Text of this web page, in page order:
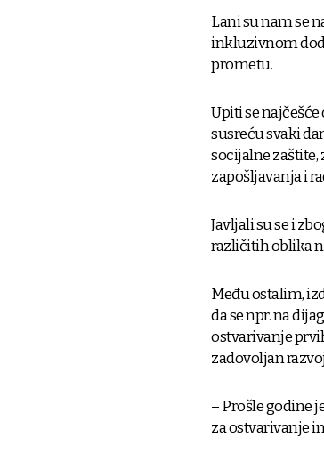
Lani su nam se
inkluzivnom
prometu.
Upiti se
susreću svaki
socijalne
zapošljavanja i
Javljali su se i
različitih oblika
Među ostalim,
da se npr. na
ostvarivanje
zadovoljan
– Prošle godine
za ostvarivanje